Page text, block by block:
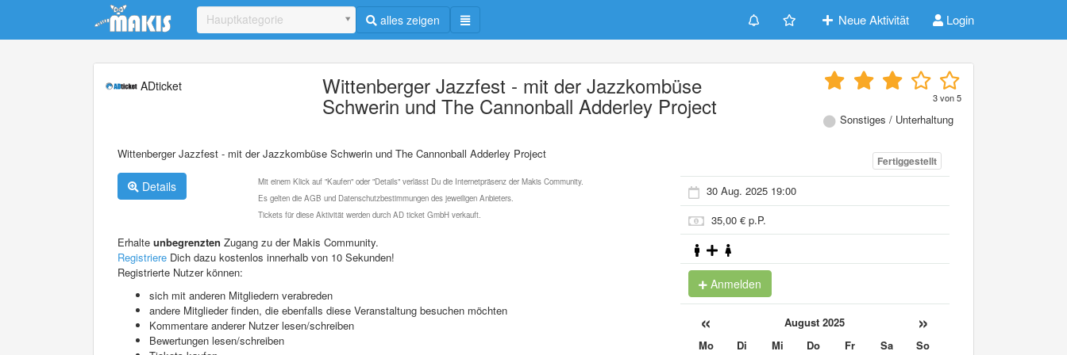
Update cookies preferences
Hauptkategorie alles zeigen Neue Aktivität Login
ADticket Wittenberger Jazzfest - mit der Jazzkombüse
Schwerin und The Cannonball Adderley Project 3von5
Sonstiges / Unterhaltung
Wittenberger Jazzfest - mit der Jazzkombüse Schwerin und The Cannonball Adderley Project
Details
Mit einem Klick auf "Kaufen" oder "Details" verlässt Du die Internetpräsenz der Makis Community.
Es gelten die AGB und Datenschutzbestimmungen des jeweiligen Anbieters.
Tickets für diese Aktivität werden durch AD ticket GmbH verkauft.
Erhalte unbegrenzten Zugang zu der Makis Community.
Registriere Dich dazu kostenlos innerhalb von 10 Sekunden!
Registrierte Nutzer können:
sich mit anderen Mitgliedern verabreden
andere Mitglieder finden, die ebenfalls diese Veranstaltung besuchen möchten
Kommentare anderer Nutzer lesen/schreiben
Bewertungen lesen/schreiben
Fertiggestellt
30 Aug. 2025 19:00
35,00 € p.P.
Anmelden
« August 2025 »
Mo Di Mi Do Fr Sa
So